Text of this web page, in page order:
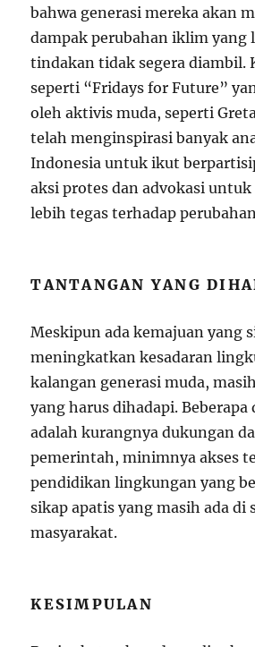
bahwa generasi mereka akan
dampak perubahan iklim yang
tindakan tidak segera diambil.
seperti “Fridays for Future”
oleh aktivis muda, seperti
telah menginspirasi banyak
Indonesia untuk ikut
aksi protes dan advokasi
lebih tegas terhadap
TANTANGAN YANG
Meskipun ada kemajuan yang
meningkatkan kesadaran
kalangan generasi muda,
yang harus dihadapi. Beberapa
adalah kurangnya dukungan
pemerintah, minimnya akses
pendidikan lingkungan yang
sikap apatis yang masih ada di
masyarakat.
KESIMPULAN